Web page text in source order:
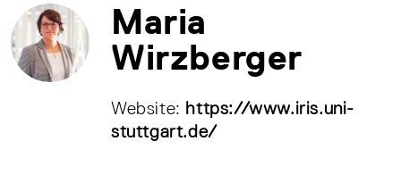
Maria
Wirzberger
Website: https://www.iris.uni-
stuttgart.de/